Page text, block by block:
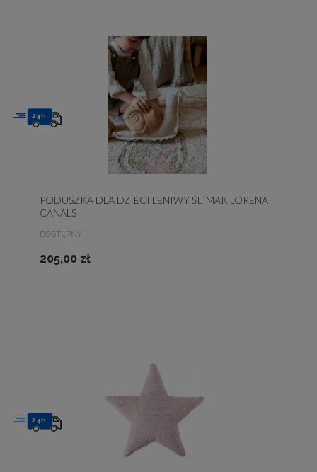
PODUSZKA DLA DZIECI LENIWY ŚLIMAK LORENA
CANALS
DOSTĘPNY
205,00 zł
24h
24h